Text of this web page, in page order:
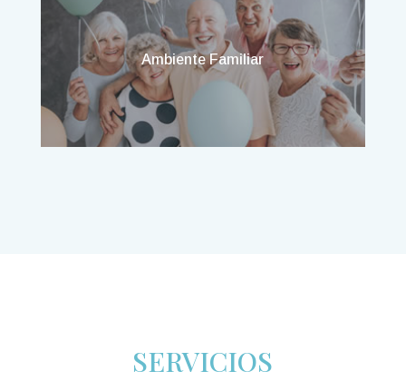
Ambiente Familiar
SERVICIOS